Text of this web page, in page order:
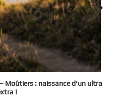
Moûtiers : naissance d’un ultra
!